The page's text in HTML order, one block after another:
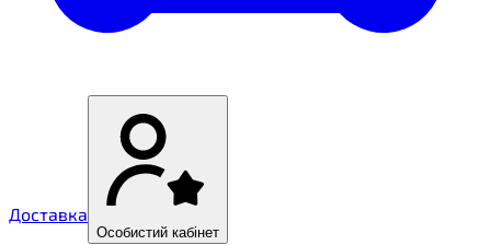
Доставка
Особистий кабінет